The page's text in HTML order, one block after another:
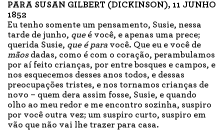
PARA SUSAN GILBERT (DICKINSON), 11 JUNHO
1852
Eu tenho somente um pensamento, Susie, nessa
tarde de junho, queé você, e apenas uma prece;
querida Susie, que é para você. Que eu e você de
mãosdadas, como é com o coração, perambulamos
por aí feito crianças, por entre bosques e campos, e
nos esquecemos desses anos todos, e dessas
preocupações tristes, e nos tornamos crianças de
novo – quem dera assim fosse, Susie, e quando
olho ao meu redor e me encontro sozinha, suspiro
por você outra vez; um suspiro curto, suspiro em
vão que não vai lhe trazer para casa.